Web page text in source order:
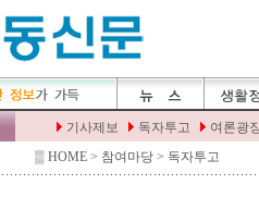
▒ HOME > 참여마당 > 독자투고